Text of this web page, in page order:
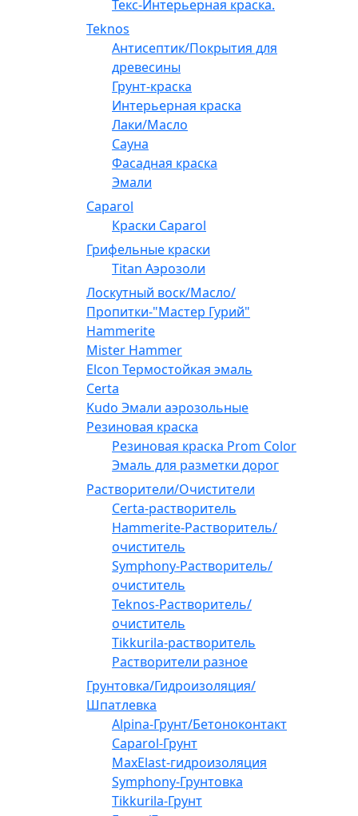
Текс-Интерьерная краска.
Teknos
Антисептик/Покрытия для
древесины
Грунт-краска
Интерьерная краска
Лаки/Масло
Сауна
Фасадная краска
Эмали
Caparol
Краски Caparol
Грифельные краски
Titan Аэрозоли
Лоскутный воск/Масло/
Пропитки-"Мастер Гурий"
Hammerite
Mister Hammer
Elcon Термостойкая эмаль
Certa
Kudo Эмали аэрозольные
Резиновая краска
Резиновая краска Prom Color
Эмаль для разметки дорог
Растворители/Очистители
Certa-растворитель
Hammerite-Растворитель/
очиститель
Symphony-Растворитель/
очиститель
Teknos-Растворитель/
очиститель
Tikkurila-растворитель
Растворители разное
Грунтовка/Гидроизоляция/
Шпатлевка
Alpina-Грунт/Бетоноконтакт
Caparol-Грунт
MaxElast-гидроизоляция
Symphony-Грунтовка
Tikkurila-Грунт